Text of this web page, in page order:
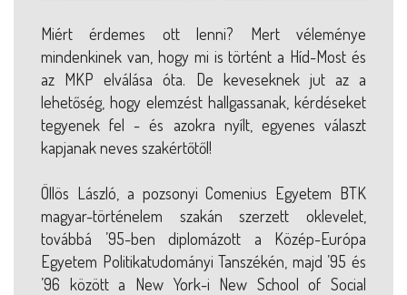
Miért érdemes ott lenni? Mert véleménye
mindenkinek van, hogy mi is történt a Híd-Most és
az MKP elválása óta. De keveseknek jut az a
lehetőség, hogy elemzést hallgassanak, kérdéseket
tegyenek fel - és azokra nyílt, egyenes választ
kapjanak neves szakértőtől!
Öllös László, a pozsonyi Comenius Egyetem BTK
magyar-történelem szakán szerzett oklevelet,
továbbá ’95-ben diplomázott a Közép-Európa
Egyetem Politikatudományi Tanszékén, majd ’95 és
’96 között a New York-i New School of Social